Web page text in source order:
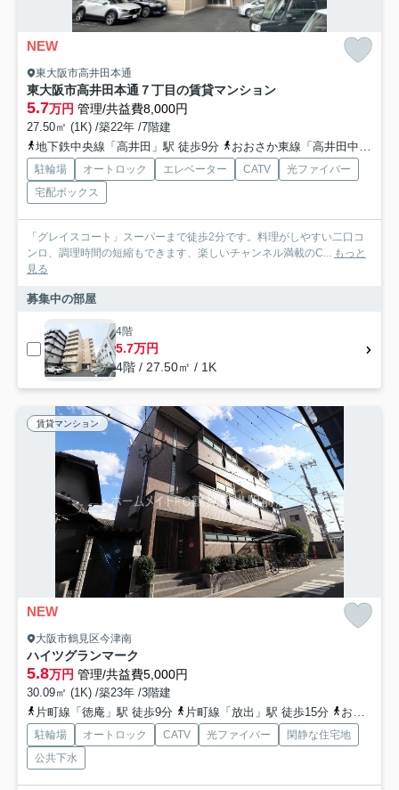
NEW
東大阪市高井田本通
東大阪市高井田本通７丁目の賃貸マンション
5.7万円 管理/共益費8,000円
27.50㎡ (1K) /築22年 /7階建
地下鉄中央線「高井田」駅 徒歩9分
おおさか東線「高井田中央」駅 徒歩9分
駐輪場 オートロック エレベーター CATV
光ファイバー
宅配ボックス
「グレイスコート」スーパーまで徒歩2分です。料理がしやすい二口コ
ンロ、調理時間の短縮もできます、楽しいチャンネル満載のC... もっと
見る
募集中の部屋
4階
5.7万円
4階 / 27.50㎡ / 1K
賃貸マンション
NEW
大阪市鶴見区今津南
ハイツグランマーク
5.8万円 管理/共益費5,000円
30.09㎡ (1K) /築23年 /3階建
片町線「徳庵」駅 徒歩9分
片町線「放出」駅 徒歩15分 おおさか東線「高井田中央」駅 徒歩21分
駐輪場 オートロック CATV 光ファイバー
閑静な住宅地
公共下水